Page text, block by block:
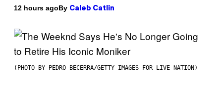
12 hours agoBy Caleb Catlin
(PHOTO BY PEDRO BECERRA/GETTY IMAGES FOR LIVE NATION)